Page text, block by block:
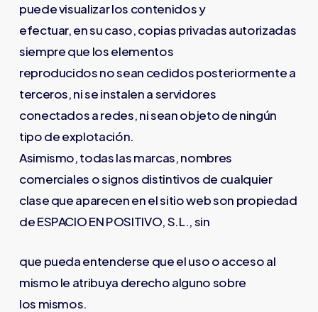
puede visualizar los contenidos y
efectuar, en su caso, copias privadas autorizadas
siempre que los elementos
reproducidos no sean cedidos posteriormente a
terceros, ni se instalen a servidores
conectados a redes, ni sean objeto de ningún
tipo de explotación.
Asimismo, todas las marcas, nombres
comerciales o signos distintivos de cualquier
clase que aparecen en el sitio web son propiedad
de ESPACIO EN POSITIVO, S.L., sin
que pueda entenderse que el uso o acceso al
mismo le atribuya derecho alguno sobre
los mismos.